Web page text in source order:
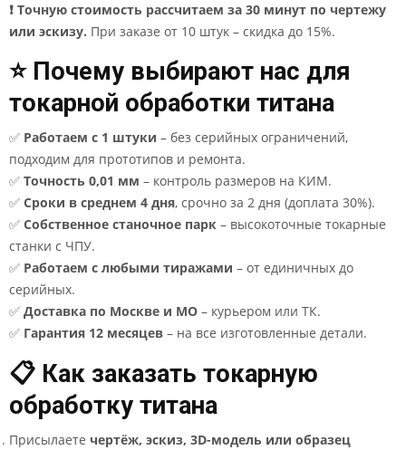
❗ Точную стоимость рассчитаем за 30 минут по чертежу
или эскизу. При заказе от 10 штук – скидка до 15%.
⭐ Почему выбирают нас для
токарной обработки титана
✅ Работаем с 1 штуки – без серийных ограничений,
подходим для прототипов и ремонта.
✅ Точность 0,01 мм – контроль размеров на КИМ.
✅ Сроки в среднем 4 дня, срочно за 2 дня (доплата 30%).
✅ Собственное станочное парк – высокоточные токарные
станки с ЧПУ.
✅ Работаем с любыми тиражами – от единичных до
серийных.
✅ Доставка по Москве и МО – курьером или ТК.
✅ Гарантия 12 месяцев – на все изготовленные детали.
📋 Как заказать токарную
обработку титана
Присылаете чертёж, эскиз, 3D-модель или образец